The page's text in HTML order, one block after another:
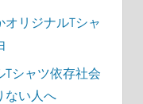
リジナルTシャ
シャツ依存社会
ない人へ